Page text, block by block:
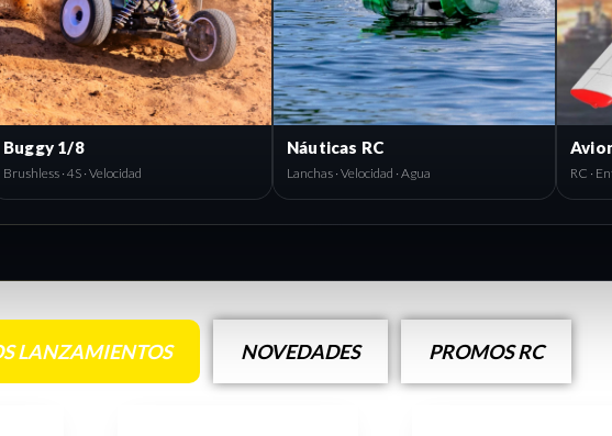
Buggy 1/8
Brushless · 4S · Velocidad
Náuticas RC
Lanchas · Velocidad · Agua RC ·
LANZAMIENTOS NOVEDADES PROMOS RC